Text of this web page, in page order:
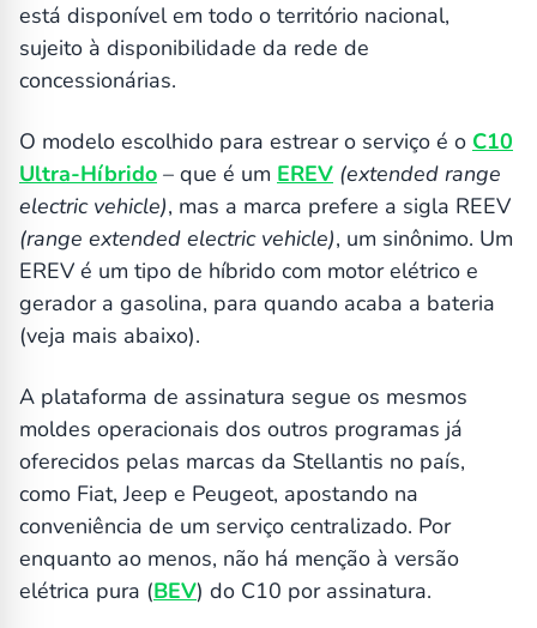
está disponível em todo o território nacional,
sujeito à disponibilidade da rede de
concessionárias.
O modelo escolhido para estrear o serviço é o C10
Ultra-Híbrido – que é um EREV (extended range
electric vehicle), mas a marca prefere a sigla REEV
(range extended electric vehicle), um sinônimo. Um
EREV é um tipo de híbrido com motor elétrico e
gerador a gasolina, para quando acaba a bateria
(veja mais abaixo).
A plataforma de assinatura segue os mesmos
moldes operacionais dos outros programas já
oferecidos pelas marcas da Stellantis no país,
como Fiat, Jeep e Peugeot, apostando na
conveniência de um serviço centralizado. Por
enquanto ao menos, não há menção à versão
elétrica pura (BEV) do C10 por assinatura.